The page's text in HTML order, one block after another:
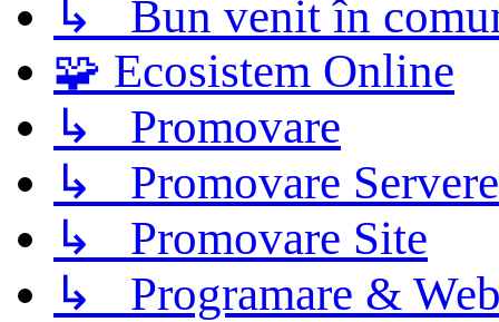
↳ Bun venit în
🧩 Ecosistem Online
↳ Promovare
↳ Promovare Servere
↳ Promovare Site
↳ Programare &